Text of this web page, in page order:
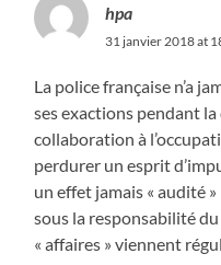
hpa
31 janvier 2018 at
La police française n’a
ses exactions pendant
collaboration à
perdurer un esprit
un effet jamais « audité
sous la responsabilité
« affaires » viennent